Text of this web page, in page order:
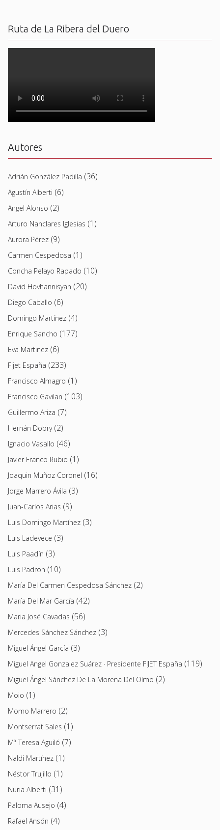
Ruta de La Ribera del Duero
Autores
Adrián González Padilla (36)
Agustín Alberti (6)
Angel Alonso (2)
Arturo Nanclares Iglesias (1)
Aurora Pérez (9)
Carmen Cespedosa (1)
Concha Pelayo Rapado (10)
David Hovhannisyan (20)
Diego Caballo (6)
Domingo Martínez (4)
Enrique Sancho (177)
Eva Martinez (6)
Fijet España (233)
Francisco Almagro (1)
Francisco Gavilan (103)
Guillermo Ariza (7)
Hernán Dobry(2)
Ignacio Vasallo (46)
Javier Franco Rubio (1)
Joaquin Muñoz Coronel (16)
Jorge Marrero Ávila (3)
Juan-Carlos Arias (9)
Luis Domingo Martínez (3)
Luis Ladevece (3)
Luis Paadín (3)
Luis Padron (10)
María Del Carmen Cespedosa Sánchez (2)
María Del Mar García (42)
Maria José Cavadas (56)
Mercedes Sánchez Sánchez (3)
Miguel Ángel García (3)
Miguel Angel Gonzalez Suárez · Presidente FIJET España (119)
Miguel Ángel Sánchez De La Morena Del Olmo (2)
Moio (1)
Momo Marrero (2)
Montserrat Sales (1)
Mª Teresa Aguiló (7)
Naldi Martínez (1)
Néstor Trujillo (1)
Nuria Alberti (31)
Paloma Ausejo (4)
Rafael Ansón (4)